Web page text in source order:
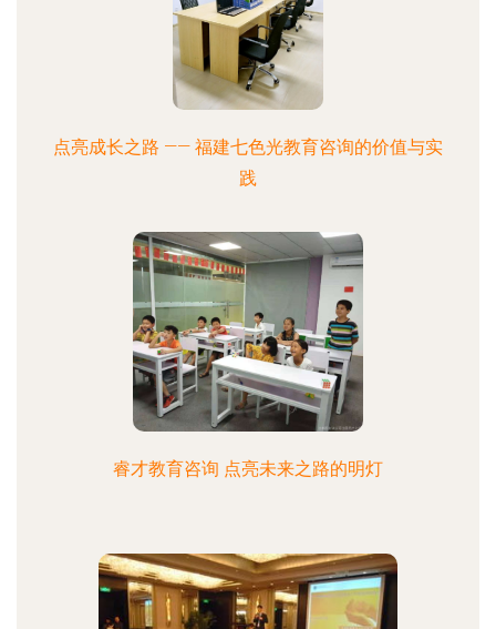
点亮成长之路 —— 福建七色光教育咨询的价值与实
践
睿才教育咨询 点亮未来之路的明灯